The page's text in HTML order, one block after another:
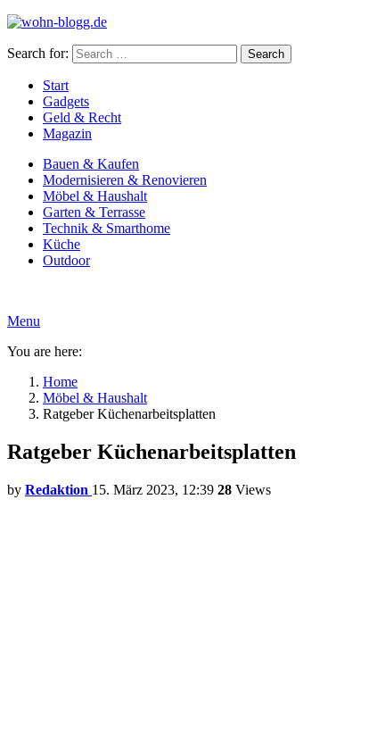
Search for: Search
Start
Gadgets
Geld & Recht
Magazin
Bauen & Kaufen
Modernisieren & Renovieren
Möbel & Haushalt
Garten & Terrasse
Technik & Smarthome
Küche
Outdoor
Menu
You are here:
Home
Möbel & Haushalt
Ratgeber Küchenarbeitsplatten
Ratgeber Küchenarbeitsplatten
by Redaktion 15. März 2023, 12:39 28 Views